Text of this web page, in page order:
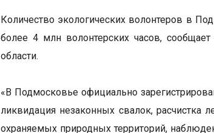
Количество экологических волонтеров в
более 4 млн волонтерских часов,
области.
«В Подмосковье официально
ликвидация незаконных свалок, расчистка
охраняемых природных территорий,